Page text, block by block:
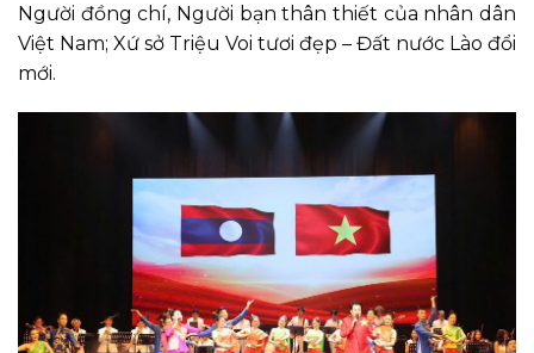
Người đồng chí, Người bạn thân thiết của nhân dân
Việt Nam; Xứ sở Triệu Voi tươi đẹp – Đất nước Lào đổi
mới.